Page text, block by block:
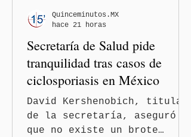
Secretaría de Salud pide
tranquilidad tras casos de
ciclosporiasis en México
David Kershenobich, titular
de la secretaría, aseguró
que no existe un brote
Quinceminutos.MX
hace 21 horas